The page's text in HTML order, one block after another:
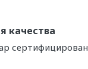
качества
сертифицирован